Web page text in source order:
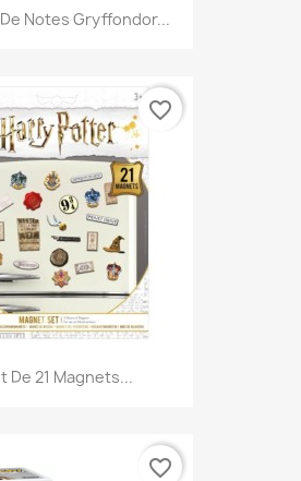
Notes Gryffondor...
De 21 Magnets...
favorite_border
favorite_border